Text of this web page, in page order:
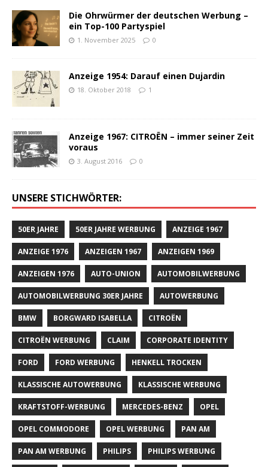
Die Ohrwürmer der deutschen Werbung –
ein Top-100 Partyspiel
1. November 2025 0
Anzeige 1954: Darauf einen Dujardin
18. Oktober 2018 1
Anzeige 1967: CITROËN – immer seiner Zeit
voraus
3. August 2016 0
UNSERE STICHWÖRTER:
50ER JAHRE 50ER JAHRE WERBUNG ANZEIGE 1967
ANZEIGE 1976 ANZEIGEN 1967 ANZEIGEN 1969
ANZEIGEN 1976 AUTO-UNION AUTOMOBILWERBUNG
AUTOMOBILWERBUNG 30ER JAHRE AUTOWERBUNG
BMW BORGWARD ISABELLA CITROËN
CITROËN WERBUNG CLAIM CORPORATE IDENTITY
FORD FORD WERBUNG HENKELL TROCKEN
KLASSISCHE AUTOWERBUNG KLASSISCHE WERBUNG
KRAFTSTOFF-WERBUNG MERCEDES-BENZ OPEL
OPEL COMMODORE OPEL WERBUNG PAN AM
PAN AM WERBUNG PHILIPS PHILIPS WERBUNG